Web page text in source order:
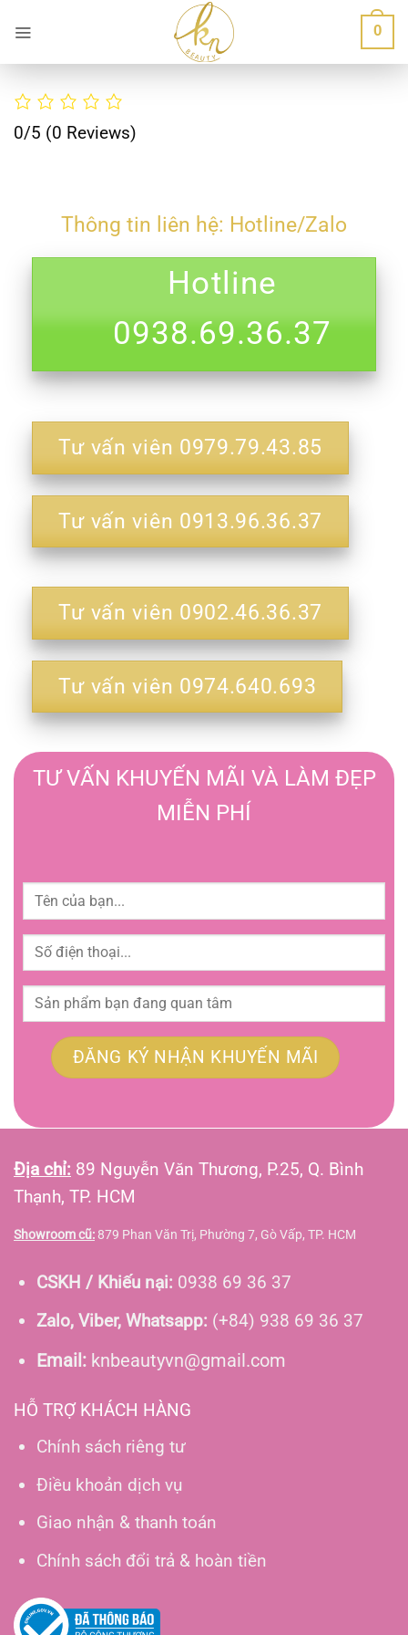
qua
nội
dung
0
0/5 (0 Reviews)
Thông tin liên hệ: Hotline/Zalo
Hotline
0938.69.36.37
Tư vấn viên 0979.79.43.85
Tư vấn viên 0913.96.36.37
Tư vấn viên 0902.46.36.37
Tư vấn viên 0974.640.693
TƯ VẤN KHUYẾN MÃI VÀ LÀM ĐẸP
MIỄN PHÍ
Địa chỉ: 89 Nguyễn Văn Thương, P.25, Q. Bình
Thạnh, TP. HCM
Showroom cũ: 879 Phan Văn Trị, Phường 7, Gò Vấp, TP. HCM
CSKH / Khiếu nại: 0938 69 36 37
Zalo, Viber, Whatsapp: (+84) 938 69 36 37
Email:knbeautyvn@gmail.com
HỖ TRỢ KHÁCH HÀNG
Chính sách riêng tư
Điều khoản dịch vụ
Giao nhận & thanh toán
Chính sách đổi trả & hoàn tiền